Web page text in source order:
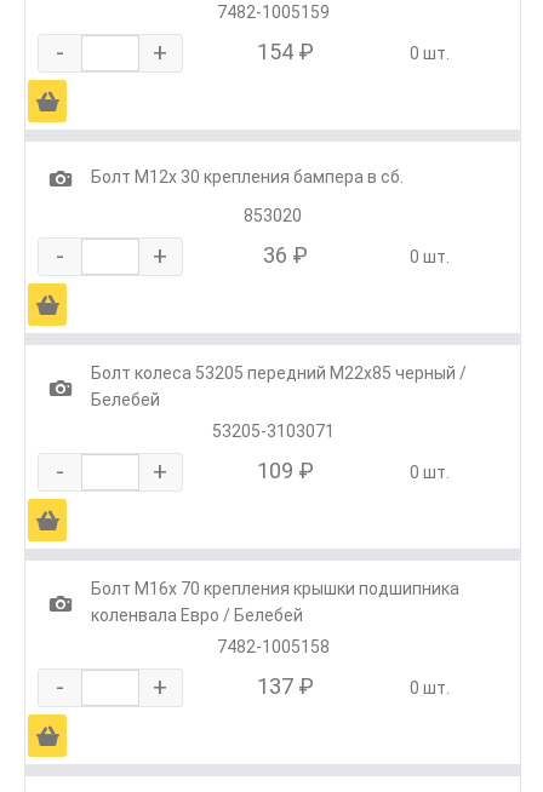
7482-1005159
- + 154 ₽ 0 шт.
Ä
1
Болт М12х 30 крепления бампера в сб.
853020
- + 36 ₽ 0 шт.
Ä
1
Болт колеса 53205 передний М22х85 черный /
Белебей
53205-3103071
- + 109 ₽ 0 шт.
Ä
1
Болт М16х 70 крепления крышки подшипника
коленвала Евро / Белебей
7482-1005158
- + 137 ₽ 0 шт.
Ä